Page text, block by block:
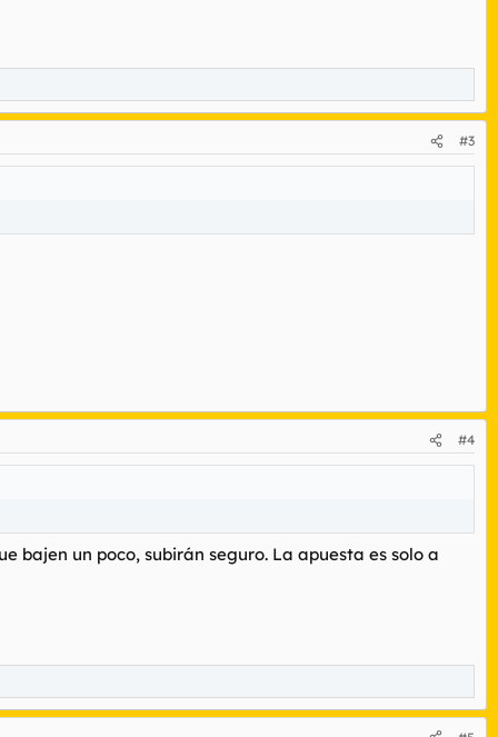
#3
#4
bajen un poco, subirán seguro. La apuesta es solo a